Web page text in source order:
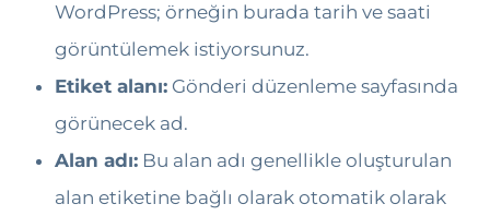
WordPress; örneğin burada tarih ve saati
görüntülemek istiyorsunuz.
Etiket alanı: Gönderi düzenleme sayfasında
görünecek ad.
Alan adı: Bu alan adı genellikle oluşturulan
alan etiketine bağlı olarak otomatik olarak